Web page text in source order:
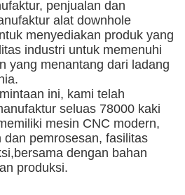
penjualan dan
alat downhole
menyediakan produk yang
industri untuk memenuhi
yang menantang dari ladang
ini, kami telah
seluas 78000 kaki
mesin CNC modern,
dan pemrosesan, fasilitas
dengan bahan
produksi.